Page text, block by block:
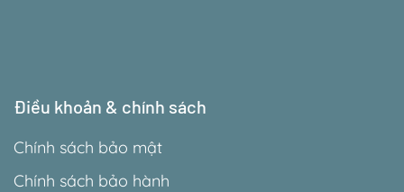
Điều khoản & chính sách
Chính sách bảo mật
Chính sách bảo hành